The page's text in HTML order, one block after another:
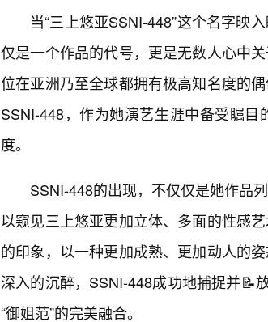
当“三上悠亚SSNI-448”这个名字映
仅是一个作品的代号，更是无数人心中
位在亚洲乃至全球都拥有极高知名度的
SSNI-448，作为她演艺生涯中备受瞩
度。
SSNI-448的出现，不仅仅是她作品
以窥见三上悠亚更加立体、多面的性感
的印象，以一种更加成熟、更加动人的
深入的沉醉，SSNI-448成功地捕捉并📝
“御姐范”的完美融合。